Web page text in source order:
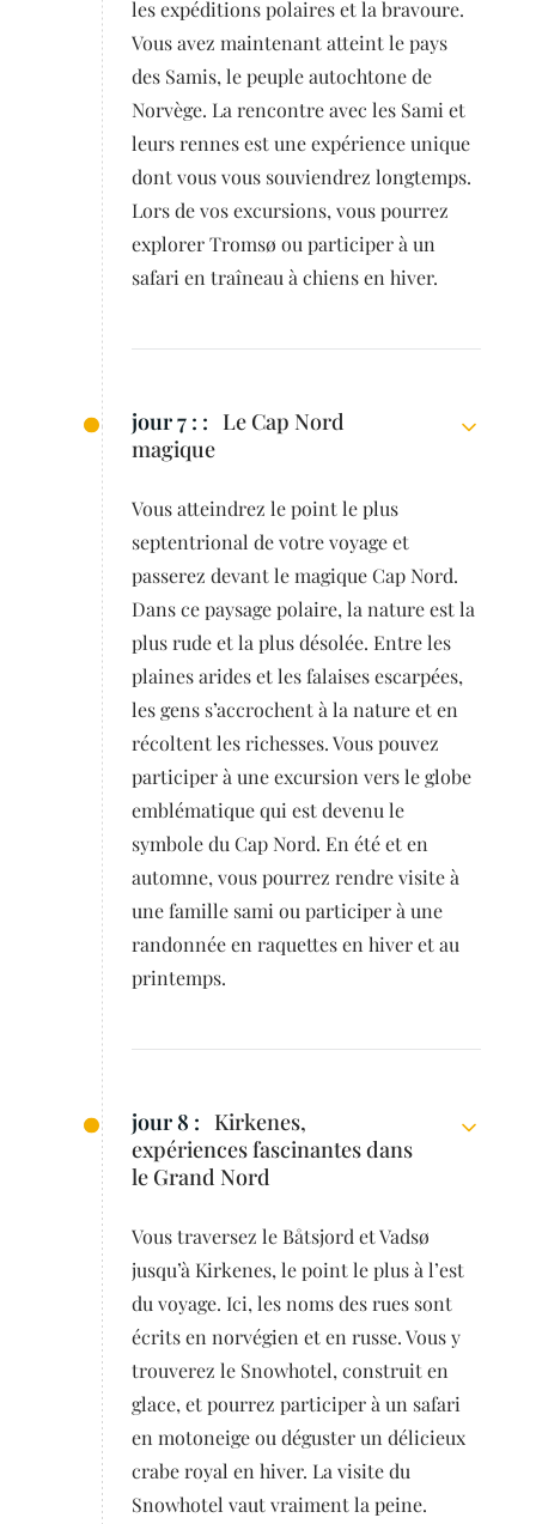
les expéditions polaires et la bravoure.
Vous avez maintenant atteint le pays
des Samis, le peuple autochtone de
Norvège. La rencontre avec les Sami et
leurs rennes est une expérience unique
dont vous vous souviendrez longtemps.
Lors de vos excursions, vous pourrez
explorer Tromsø ou participer à un
safari en traîneau à chiens en hiver.
jour 7 : : Le Cap Nord
magique
Vous atteindrez le point le plus
septentrional de votre voyage et
passerez devant le magique Cap Nord.
Dans ce paysage polaire, la nature est la
plus rude et la plus désolée. Entre les
plaines arides et les falaises escarpées,
les gens s’accrochent à la nature et en
récoltent les richesses. Vous pouvez
participer à une excursion vers le globe
emblématique qui est devenu le
symbole du Cap Nord. En été et en
automne, vous pourrez rendre visite à
une famille sami ou participer à une
randonnée en raquettes en hiver et au
printemps.
jour 8 : Kirkenes,
expériences fascinantes dans
le Grand Nord
Vous traversez le Båtsjord et Vadsø
jusqu’à Kirkenes, le point le plus à l’est
du voyage. Ici, les noms des rues sont
écrits en norvégien et en russe. Vous y
trouverez le Snowhotel, construit en
glace, et pourrez participer à un safari
en motoneige ou déguster un délicieux
crabe royal en hiver. La visite du
Snowhotel vaut vraiment la peine.